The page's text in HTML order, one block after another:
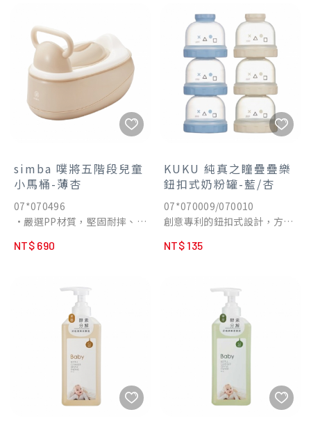
用時完全安心
餵吸吮，幫助寶寶輕鬆拍嗝
•99%滿意推薦 百位媽媽試
用見證
•頂級耐熱玻璃 耐急變溫差考
驗；不含鉛、鉻及八大有害重
•一秒變身儲乳罐 隨瓶附儲物
simba 噗將五階段兒童
小馬桶-薄杏
07*070496
•嚴選PP材質，堅固耐摔、不
幼童如廁更安心
成人馬桶，一桶陪伴成長期
•安全防滑設計，搭配穩固座
面與人體工學曲線，讓幼童坐
•快拆快裝結構，配件皆可輕
鬆拆卸，清洗便利，有效降低
異味與細菌滋生風險
•好收好搬不佔空間，方便收
NT$ 690
KUKU 純真之瞳疊疊樂
鈕扣式奶粉罐-藍/杏
07*070009/070010
創意專利的鈕扣式設計，方便
間。透明罐身可快速辨別內裝
提升外出時的便利性。
•分層獨立奶粉罐 獨立式開口
可減少細菌孳生，清潔又衛生
底部大口徑使裝填奶粉更加容
易，不易灑落
•漏斗型出口 圓滑的漏斗型出
口，滑順快速奶粉不殘留，清
NT$ 135